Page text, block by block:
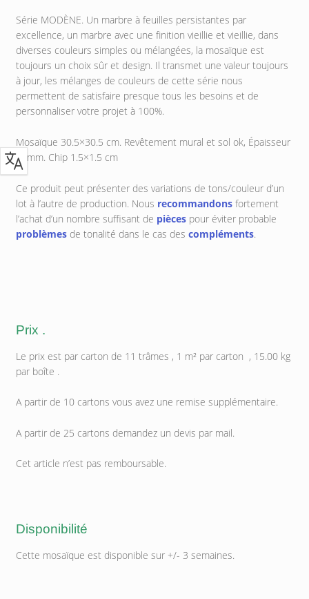
Série MODÈNE. Un marbre à feuilles persistantes par
excellence, un marbre avec une finition vieillie et vieillie, dans
diverses couleurs simples ou mélangées, la mosaïque est
toujours un choix sûr et design. Il transmet une valeur toujours
à jour, les mélanges de couleurs de cette série nous
permettent de satisfaire presque tous les besoins et de
personnaliser votre projet à 100%.
Mosaïque 30.5×30.5 cm. Revêtement mural et sol ok, Épaisseur
89mm. Chip 1.5×1.5 cm
Ce produit peut présenter des variations de tons/couleur d’un
lot à l’autre de production. Nous recommandonsfortement
l’achat d’un nombre suffisant de piècespour éviter probable
problèmesde tonalité dans le cas des compléments.
Prix .
Le prix est par carton de 11 trâmes , 1 m² par carton , 15.00 kg
par boîte .
A partir de 10 cartons vous avez une remise supplémentaire.
A partir de 25 cartons demandez un devis par mail.
Cet article n’est pas remboursable.
Disponibilité
Cette mosaïque est disponible sur +/- 3 semaines.